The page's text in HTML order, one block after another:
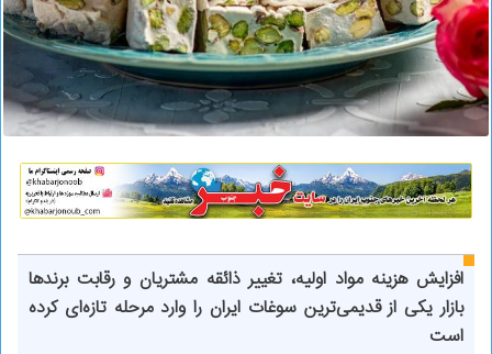
افزایش هزینه مواد اولیه، تغییر ذائقه مشتریان و رقابت برندها
بازار یکی از قدیمی‌ترین سوغات ایران را وارد مرحله تازه‌ای کرده
است